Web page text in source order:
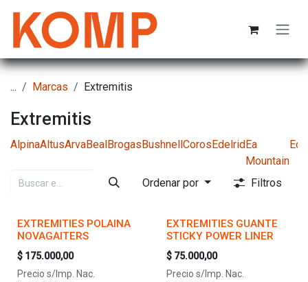
... Marcas Extremitis
Extremitis
AlpinaAltusArvaBealBrogasBushnellCorosEdelridEa
Mountain
Ordenar por Filtros
EXTREMITIES POLAINA
NOVAGAITERS
$ 175.000,00
Precio s/Imp. Nac.
EXTREMITIES GUANTE
STICKY POWER LINER
$ 75.000,00
Precio s/Imp. Nac.